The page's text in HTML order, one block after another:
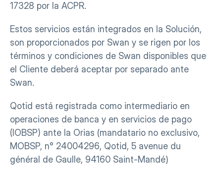
17328 por la ACPR.
Estos servicios están integrados en la Solución,
son proporcionados por Swan y se rigen por los
términos y condiciones de Swan disponibles que
el Cliente deberá aceptar por separado ante
Swan.
Qotid está registrada como intermediario en
operaciones de banca y en servicios de pago
(IOBSP) ante la Orias (mandatario no exclusivo,
MOBSP, n° 24004296, Qotid, 5 avenue du
général de Gaulle, 94160 Saint-Mandé)